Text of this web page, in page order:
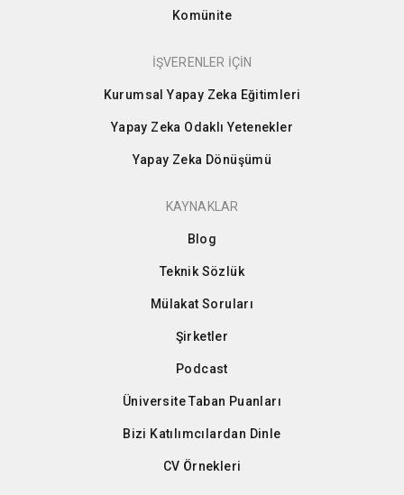
Komünite
İŞVERENLER İÇİN
Kurumsal Yapay Zeka Eğitimleri
Yapay Zeka Odaklı Yetenekler
Yapay Zeka Dönüşümü
KAYNAKLAR
Blog
Teknik Sözlük
Mülakat Soruları
Şirketler
Podcast
Üniversite Taban Puanları
Bizi Katılımcılardan Dinle
CV Örnekleri